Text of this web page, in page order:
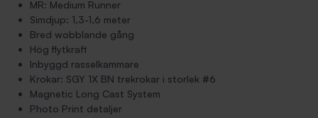
MR: Medium Runner
Simdjup: 1,3-1,6 meter
Bred wobblande gång
Hög flytkraft
Inbyggd rasselkammare
Krokar: SGY 1X BN trekrokar i storlek #6
Magnetic Long Cast System
Photo Print detaljer